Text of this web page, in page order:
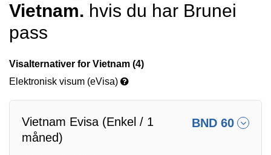
Vietnam. hvis du har Brunei
pass
Visalternativer for Vietnam (4)
Elektronisk visum (eVisa)
Vietnam Evisa (Enkel / 1
måned)
BND 60